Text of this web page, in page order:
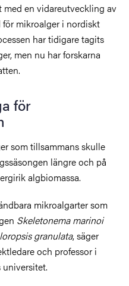
med en vidareutveckling av
mikroalger i nordiskt
har tidigare tagits
men nu har forskarna
för
som tillsammans skulle
längre och på
algbiomassa.
mikroalgarter som
Skeletonema marinoi
granulata, säger
och professor i